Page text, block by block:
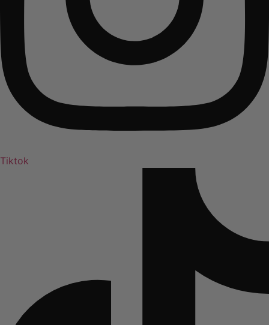
Tiktok